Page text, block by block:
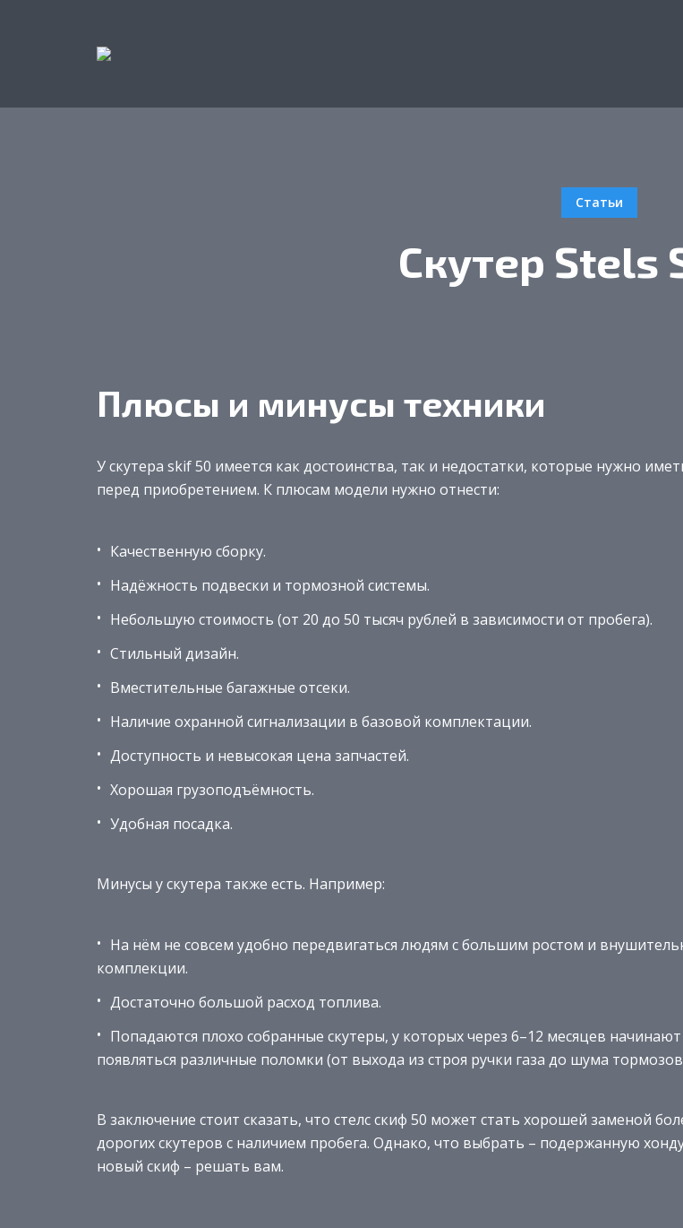
Статьи
Скутер Stels
Плюсы и минусы техники
У скутера skif 50 имеется как достоинства, так и недостатки, которые нужно
перед приобретением. К плюсам модели нужно отнести:
Качественную сборку.
Надёжность подвески и тормозной системы.
Небольшую стоимость (от 20 до 50 тысяч рублей в зависимости от пробега).
Стильный дизайн.
Вместительные багажные отсеки.
Наличие охранной сигнализации в базовой комплектации.
Доступность и невысокая цена запчастей.
Хорошая грузоподъёмность.
Удобная посадка.
Минусы у скутера также есть. Например:
На нём не совсем удобно передвигаться людям с большим ростом и
комплекции.
Достаточно большой расход топлива.
Попадаются плохо собранные скутеры, у которых через 6–12 месяцев начинают
появляться различные поломки (от выхода из строя ручки газа до шума
В заключение стоит сказать, что стелс скиф 50 может стать хорошей заменой
дорогих скутеров с наличием пробега. Однако, что выбрать – подержанную
новый скиф – решать вам.